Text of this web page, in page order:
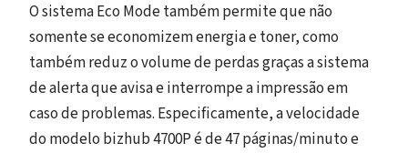
O sistema Eco Mode também permite que não
somente se economizem energia e toner, como
também reduz o volume de perdas graças a sistema
de alerta que avisa e interrompe a impressão em
caso de problemas. Especificamente, a velocidade
do modelo bizhub 4700P é de 47 páginas/minuto e